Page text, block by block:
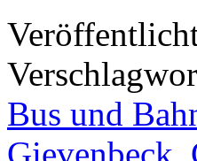
Bus und
Gievenbeck,